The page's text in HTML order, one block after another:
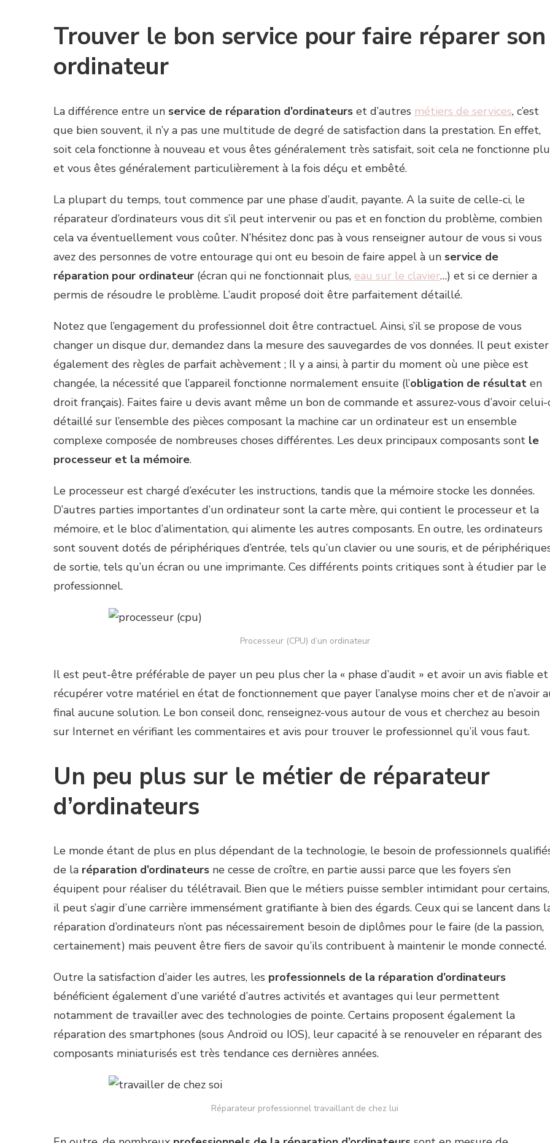
Trouver le bon service pour faire réparer son
ordinateur
La différence entre un service de réparation d’ordinateurs et d’autres métiers de services, c’est
que bien souvent, il n’y a pas une multitude de degré de satisfaction dans la prestation. En effet,
soit cela fonctionne à nouveau et vous êtes généralement très satisfait, soit cela ne fonctionne
et vous êtes généralement particulièrement à la fois déçu et embêté.
La plupart du temps, tout commence par une phase d’audit, payante. A la suite de celle-ci, le
réparateur d’ordinateurs vous dit s’il peut intervenir ou pas et en fonction du problème, combien
cela va éventuellement vous coûter. N’hésitez donc pas à vous renseigner autour de vous si vous
avez des personnes de votre entourage qui ont eu besoin de faire appel à un service de
réparation pour ordinateur (écran qui ne fonctionnait plus, eau sur le clavier…) et si ce dernier a
permis de résoudre le problème. L’audit proposé doit être parfaitement détaillé.
Notez que l’engagement du professionnel doit être contractuel. Ainsi, s’il se propose de vous
changer un disque dur, demandez dans la mesure des sauvegardes de vos données. Il peut exister
également des règles de parfait achèvement ; Il y a ainsi, à partir du moment où une pièce est
changée, la nécessité que l’appareil fonctionne normalement ensuite (l’obligation de résultat en
droit français). Faites faire u devis avant même un bon de commande et assurez-vous d’avoir celui-
détaillé sur l’ensemble des pièces composant la machine car un ordinateur est un ensemble
complexe composée de nombreuses choses différentes. Les deux principaux composants sont le
processeur et la mémoire.
Le processeur est chargé d’exécuter les instructions, tandis que la mémoire stocke les données.
D’autres parties importantes d’un ordinateur sont la carte mère, qui contient le processeur et la
mémoire, et le bloc d’alimentation, qui alimente les autres composants. En outre, les ordinateurs
sont souvent dotés de périphériques d’entrée, tels qu’un clavier ou une souris, et de
de sortie, tels qu’un écran ou une imprimante. Ces différents points critiques sont à étudier par le
professionnel.
Processeur (CPU) d’un ordinateur
Il est peut-être préférable de payer un peu plus cher la « phase d’audit » et avoir un avis fiable et
récupérer votre matériel en état de fonctionnement que payer l’analyse moins cher et de n’avoir
final aucune solution. Le bon conseil donc, renseignez-vous autour de vous et cherchez au besoin
sur Internet en vérifiant les commentaires et avis pour trouver le professionnel qu’il vous faut.
Un peu plus sur le métier de réparateur
d’ordinateurs
Le monde étant de plus en plus dépendant de la technologie, le besoin de professionnels
de la réparation d’ordinateurs ne cesse de croître, en partie aussi parce que les foyers s’en
équipent pour réaliser du télétravail. Bien que le métiers puisse sembler intimidant pour certains,
il peut s’agir d’une carrière immensément gratifiante à bien des égards. Ceux qui se lancent dans
réparation d’ordinateurs n’ont pas nécessairement besoin de diplômes pour le faire (de la passion,
certainement) mais peuvent être fiers de savoir qu’ils contribuent à maintenir le monde connecté.
Outre la satisfaction d’aider les autres, les professionnels de la réparation d’ordinateurs
bénéficient également d’une variété d’autres activités et avantages qui leur permettent
notamment de travailler avec des technologies de pointe. Certains proposent également la
réparation des smartphones (sous Androïd ou IOS), leur capacité à se renouveler en réparant des
composants miniaturisés est très tendance ces dernières années.
Réparateur professionnel travaillant de chez lui